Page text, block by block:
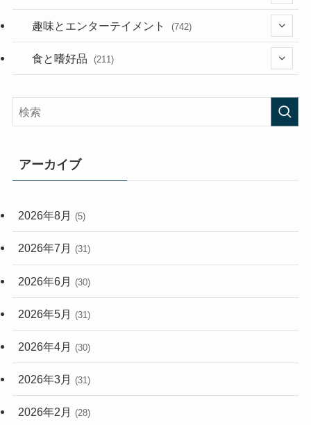
(181)
(394)
(282)
(33)
(248)
趣味とエンターテイメント (742)
(56)
食と嗜好品 (211)
アーカイブ
2026年8月 (5)
2026年7月 (31)
2026年6月 (30)
2026年5月 (31)
2026年4月 (30)
2026年3月 (31)
2026年2月 (28)